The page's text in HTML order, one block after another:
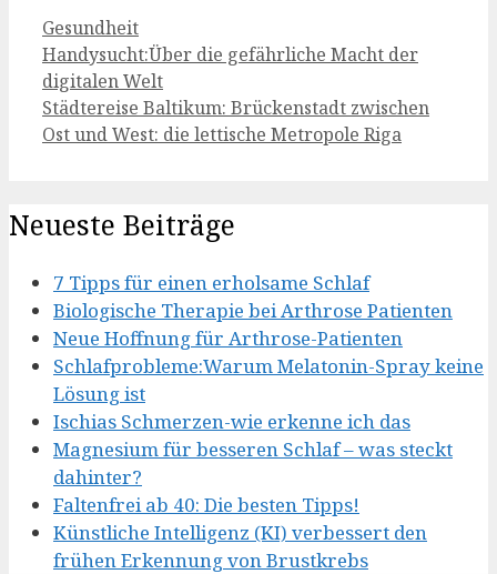
Kategorien
Gesundheit
Handysucht:Über die gefährliche Macht der
digitalen Welt
Städtereise Baltikum: Brückenstadt zwischen
Ost und West: die lettische Metropole Riga
Neueste Beiträge
7 Tipps für einen erholsame Schlaf
Biologische Therapie bei Arthrose Patienten
Neue Hoffnung für Arthrose-Patienten
Schlafprobleme:Warum Melatonin-Spray keine
Lösung ist
Ischias Schmerzen-wie erkenne ich das
Magnesium für besseren Schlaf – was steckt
dahinter?
Faltenfrei ab 40: Die besten Tipps!
Künstliche Intelligenz (KI) verbessert den
frühen Erkennung von Brustkrebs